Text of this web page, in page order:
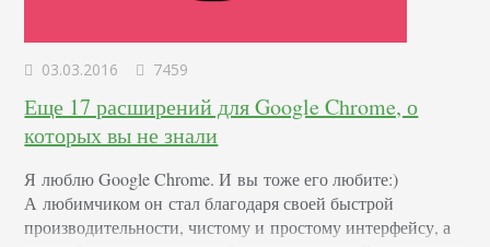
03.03.2016 7459
Еще 17 расширений для Google Chrome, о
которых вы не знали
Я люблю Google Chrome. И вы тоже его любите:)
А любимчиком он стал благодаря своей быстрой
производительности, чистому и простому интерфейсу, а